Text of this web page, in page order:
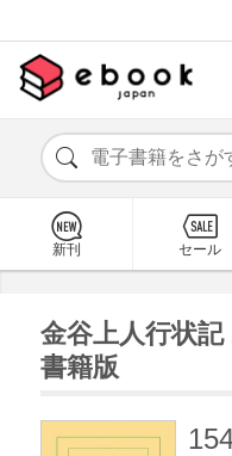
新刊 セール
金谷上人行状
書籍版